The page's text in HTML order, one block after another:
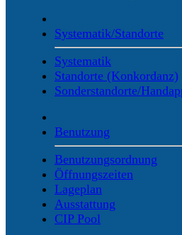
Systematik/Standorte
Systematik
Standorte (Konkordanz)
Sonderstandorte/
Benutzung
Benutzungsordnung
Öffnungszeiten
Lageplan
Ausstattung
CIP Pool